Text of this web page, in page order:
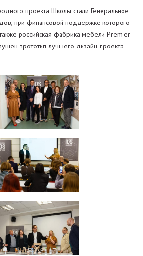
проекта Школы стали Генеральное
при финансовой поддержке которого
российская фабрика мебели Premier
прототип лучшего дизайн-проекта